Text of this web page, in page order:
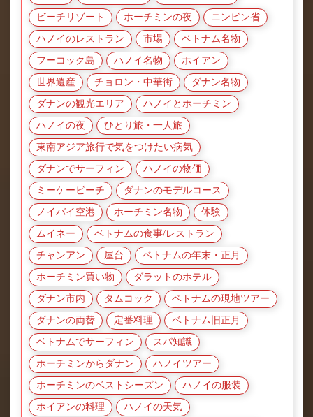
ビーチリゾート ホーチミンの夜 ニンビン省
ハノイのレストラン 市場 ベトナム名物
フーコック島 ハノイ名物 ホイアン
世界遺産 チョロン・中華街 ダナン名物
ダナンの観光エリア ハノイとホーチミン
ハノイの夜 ひとり旅・一人旅
東南アジア旅行で気をつけたい病気
ダナンでサーフィン ハノイの物価
ミーケービーチ ダナンのモデルコース
ノイバイ空港 ホーチミン名物 体験
ムイネー ベトナムの食事/レストラン
チャンアン 屋台 ベトナムの年末・正月
ホーチミン買い物 ダラットのホテル
ダナン市内 タムコック ベトナムの現地ツアー
ダナンの両替 定番料理 ベトナム旧正月
ベトナムでサーフィン スパ知識
ホーチミンからダナン ハノイツアー
ホーチミンのベストシーズン ハノイの服装
ホイアンの料理 ハノイの天気